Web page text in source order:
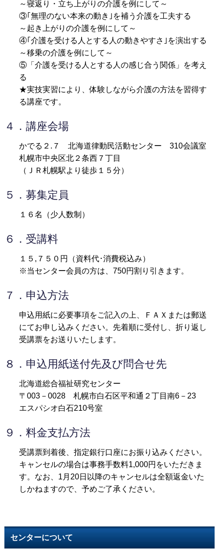
～寝返り・立ち上がりの介護を例にして～
③｢無理のない本来の動き｣を補う介護を工夫する
～起き上がりの介護を例にして～
④｢介護を受ける人とする人の動きやすさ｣を演出する
～移乗の介護を例にして～
⑤「介護を受ける人とする人の感じ合う関係」を考え
る
★実技実習により、体験しながら介護の方法を習得す
る講座です。
４．講座会場
かでる２.７ 北海道律動民活動センター 310会議室
札幌市中央区北２条西７丁目
（ＪＲ札幌駅より徒歩１５分）
５．募集定員
１６名（少人数制）
６．受講料
１５,７５０円（資料代･消費税込み）
※当センター会員の方は、750円割り引きます。
７．申込方法
申込用紙に必要事項をご記入の上、ＦＡＸまたは郵送
にてお申し込みください。先着順に受付し、折り返し
受講票をお送りいたします。
８．申込用紙送付先及び問合せ先
北海道総合福祉研究センター
〒003－0028 札幌市白石区平和通２丁目南6－23
エスパシオ白石210号室
９．料金支払方法
受講票到着後、指定銀行口座にお振り込みください。
キャンセルの場合は事務手数料1,000円をいただきま
す。なお、1月20日以降のキャンセルは全額返金いた
しかねますので、予めご了承ください。
センターについて